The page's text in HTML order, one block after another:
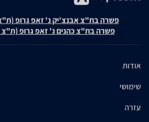
פשרה בת"צ אבנצ'יק נ' זאפ גרופ (ת"צ 23008-08-
פשרה בת"צ כהנים נ' זאפ גרופ (ת"צ 60371-12-19)
אודות
שימושי
עזרה